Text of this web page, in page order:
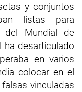
y conjuntos
listas para
del Mundial de
ha desarticulado
en varios
colocar en el
vinculadas